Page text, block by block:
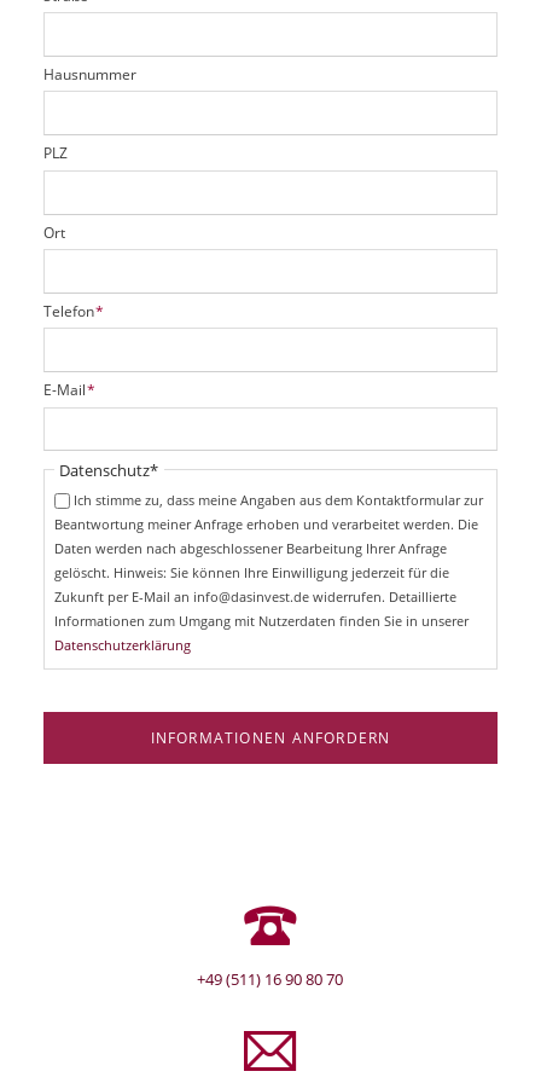
t
r
e
d
c
t
f
d
Hausnummer
PLZ
Ort
P
f
i
c
t
f
Telefon*
P
f
i
E-Mail*
Pflichtfeld
Datenschutz*
Ich stimme zu, dass meine Angaben aus dem Kontaktformular zur
Beantwortung meiner Anfrage erhoben und verarbeitet werden. Die
Daten werden nach abgeschlossener Bearbeitung Ihrer Anfrage
gelöscht. Hinweis: Sie können Ihre Einwilligung jederzeit für die
Zukunft per E-Mail an info@dasinvest.de widerrufen. Detaillierte
Informationen zum Umgang mit Nutzerdaten finden Sie in unserer
Datenschutzerklärung
INFORMATIONEN ANFORDERN
+49 (511) 16 90 80 70